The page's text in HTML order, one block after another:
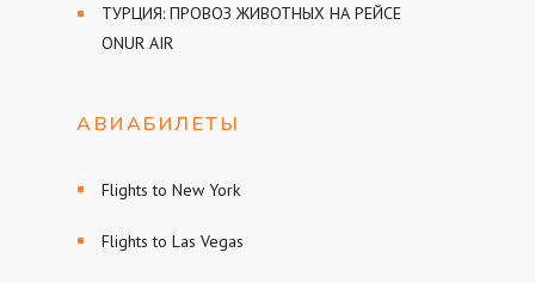
ТУРЦИЯ: ПРОВОЗ ЖИВОТНЫХ НА РЕЙСЕ
ONUR AIR
АВИАБИЛЕТЫ
Flights to New York
Flights to Las Vegas